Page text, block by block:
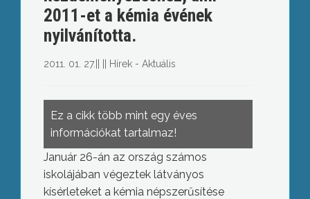
2011-et a kémia évének
nyilvánította.
2011. 01. 27. Hírek - Aktuális
Ez a cikk több mint egy éves
információkat tartalmaz!
Január 26-án az ország számos
iskolájában végeztek látványos
kísérleteket a kémia népszerűsítése